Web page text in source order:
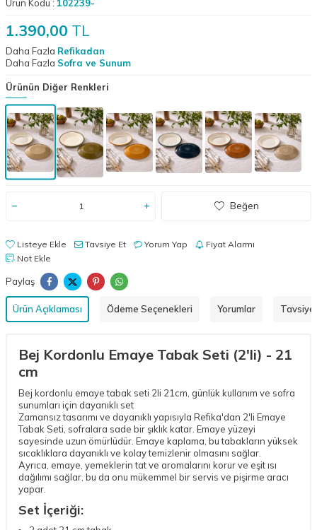
Ürün Kodu : 102239-
1.390,00 TL
Daha Fazla Refikadan
Daha Fazla Sofra ve Sunum
Ürünün Diğer Renkleri
Beğen
Listeye Ekle Tavsiye Et Yorum Yap
Fiyat Alarmı
Not Ekle
Paylaş
Ürün Açıklaması Ödeme Seçenekleri Yorumlar Tavsiye
Bej Kordonlu Emaye Tabak Seti (2'li) - 21
cm
Bej kordonlu emaye tabak seti 2li 21cm, günlük kullanım ve sofra
sunumları için dayanıklı set
Zamansız tasarımı ve dayanıklı yapısıyla Refika'dan 2'li Emaye
Tabak Seti, sofralara sade bir şıklık katar. Emaye yüzeyi
sayesinde uzun ömürlüdür. Emaye kaplama, bu tabakların yüksek
sıcaklıklara dayanıklı ve kolay temizlenir olmasını sağlar.
Ayrıca, emaye, yemeklerin tat ve aromalarını korur ve eşit ısı
dağılımı sağlar, bu da onu mükemmel bir servis ve pişirme aracı
yapar.
Set İçeriği: